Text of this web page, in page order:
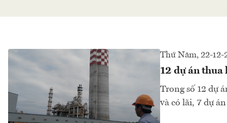
Thứ Năm, 22-12-
12 dự án thua
Trong số 12 dự
và có lãi, 7 dự